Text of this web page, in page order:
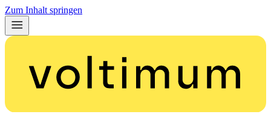
Zum Inhalt springen